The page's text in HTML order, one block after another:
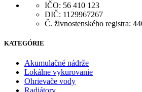
IČO: 56 410 123
DIČ: 1129967267
Č. živnostenského registra:
KATEGÓRIE
Akumulačné nádrže
Lokálne vykurovanie
Ohrievače vody
Radiátory